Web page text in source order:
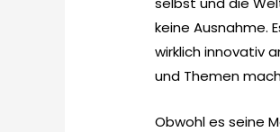
keine Ausnahme.
wirklich innovativ
und Themen
Obwohl es seine